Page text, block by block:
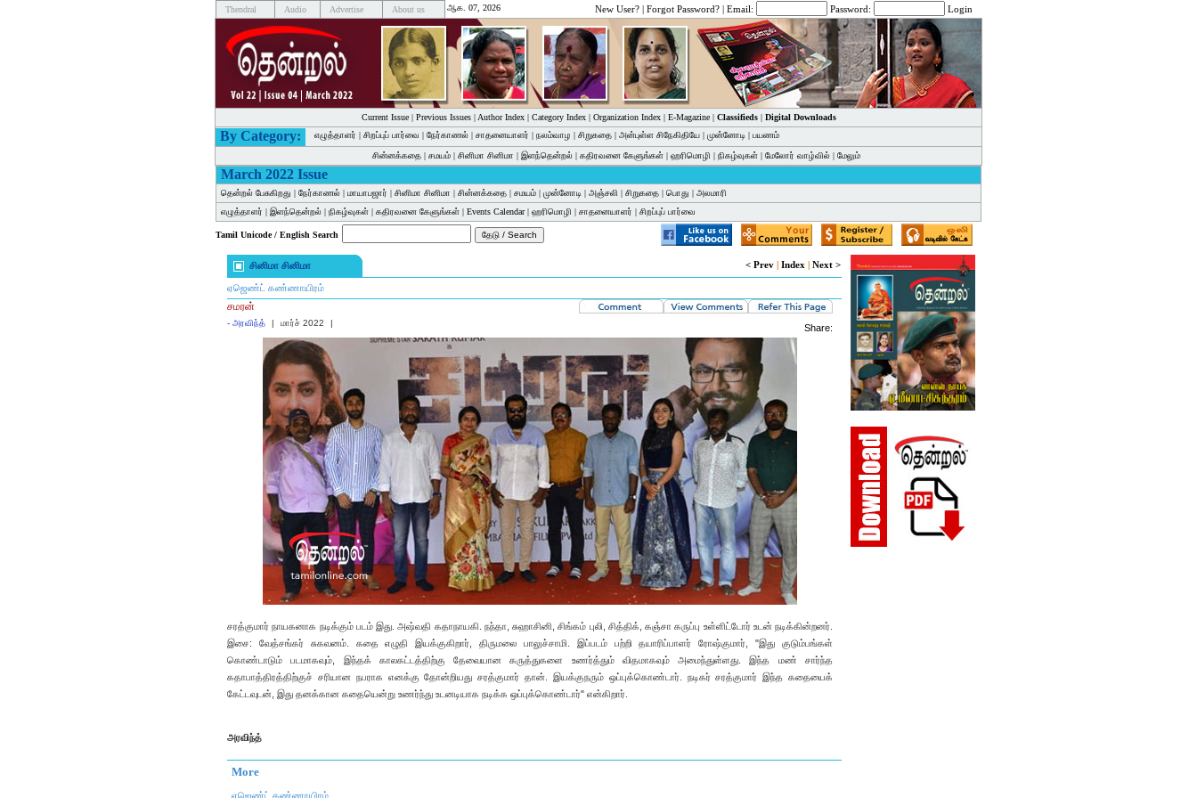
Thendral Audio Advertise About us ஆக. 07, 2026 New User? | Forgot Password? | Email: Password: Login
Current Issue| Previous Issues| Author Index| Category Index| Organization Index| E-Magazine| Classifieds| Digital Downloads
By Category: எழுத்தாளர் | சிறப்புப் பார்வை | நேர்காணல் | சாதனையாளர் | நலம்வாழ | சிறுகதை | அன்புள்ள சிநேகிதியே | முன்னோடி | பயணம்
சின்னக்கதை | சமயம் | சினிமா சினிமா | இளந்தென்றல் | கதிரவனை கேளுங்கள் | ஹரிமொழி | நிகழ்வுகள் | மேலோர் வாழ்வில் | மேலும்
March 2022 Issue
தென்றல் பேசுகிறது | நேர்காணல் | மாயாபஜார் | சினிமா சினிமா | சின்னக்கதை | சமயம் | முன்னோடி | அஞ்சலி | சிறுகதை | பொது | அலமாரி
எழுத்தாளர் | இளந்தென்றல் | நிகழ்வுகள் | கதிரவனை கேளுங்கள் | Events Calendar| ஹரிமொழி | சாதனையாளர் | சிறப்புப் பார்வை
Tamil Unicode / English Search
சினிமா சினிமா < Prev | Index | Next >
ஏஜெண்ட் கண்ணாயிரம்
சமரன்
- அரவிந்த் | மார்ச் 2022 | Share:
சரத்குமார் நாயகனாக நடிக்கும் படம் இது. அஷ்வதி கதாநாயகி. நந்தா, சுஹாசினி, சிங்கம் புலி, சித்திக், கஞ்சா கருப்பு உள்ளிட்டோர் உடன் நடிக்கின்றனர்.
இசை: வேத்சங்கர் சுகவனம். கதை எழுதி இயக்குகிறார், திருமலை பாலுச்சாமி. இப்படம் பற்றி தயாரிப்பாளர் ரோஷ்குமார், "இது குடும்பங்கள்
கொண்டாடும் படமாகவும், இந்தக் காலகட்டத்திற்கு தேவையான கருத்துகளை உணர்த்தும் விதமாகவும் அமைந்துள்ளது. இந்த மண் சார்ந்த
கதாபாத்திரத்திற்குச் சரியான நபராக எனக்கு தோன்றியது சரத்குமார் தான். இயக்குநரும் ஒப்புக்கொண்டார். நடிகர் சரத்குமார் இந்த கதையைக்
கேட்டவுடன், இது தனக்கான கதையென்று உணர்ந்து உடனடியாக நடிக்க ஒப்புக்கொண்டார்" என்கிறார்.
அரவிந்த்
More
ஏஜெண்ட் கண்ணாயிரம்